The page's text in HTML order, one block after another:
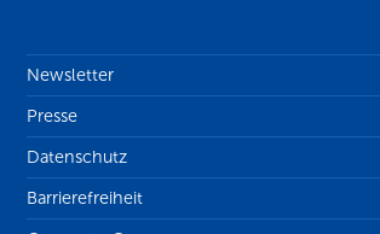
Newsletter
Presse
Datenschutz
Barrierefreiheit